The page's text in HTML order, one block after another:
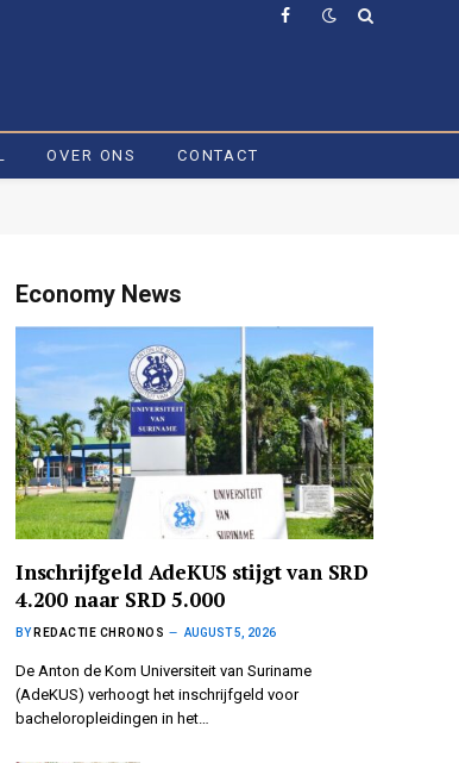
Facebook
OVER ONS CONTACT
Economy News
Inschrijfgeld AdeKUS stijgt van SRD
4.200 naar SRD 5.000
BY REDACTIE CHRONOS AUGUST 5, 2026
De Anton de Kom Universiteit van Suriname
(AdeKUS) verhoogt het inschrijfgeld voor
bacheloropleidingen in het…